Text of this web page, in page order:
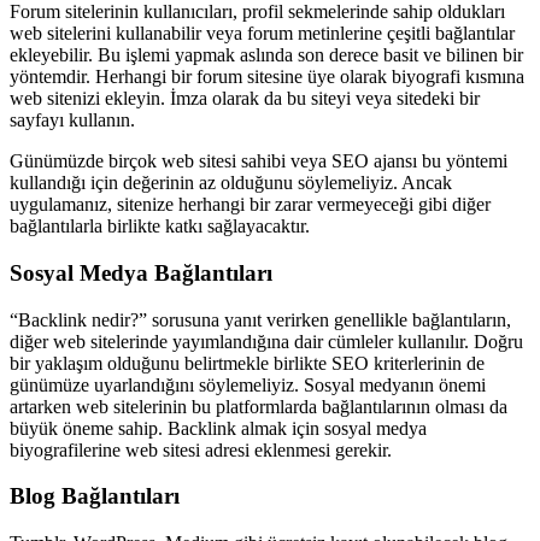
Forum sitelerinin kullanıcıları, profil sekmelerinde sahip oldukları
web sitelerini kullanabilir veya forum metinlerine çeşitli bağlantılar
ekleyebilir. Bu işlemi yapmak aslında son derece basit ve bilinen bir
yöntemdir. Herhangi bir forum sitesine üye olarak biyografi kısmına
web sitenizi ekleyin. İmza olarak da bu siteyi veya sitedeki bir
sayfayı kullanın.
Günümüzde birçok web sitesi sahibi veya SEO ajansı bu yöntemi
kullandığı için değerinin az olduğunu söylemeliyiz. Ancak
uygulamanız, sitenize herhangi bir zarar vermeyeceği gibi diğer
bağlantılarla birlikte katkı sağlayacaktır.
Sosyal Medya Bağlantıları
“Backlink nedir?” sorusuna yanıt verirken genellikle bağlantıların,
diğer web sitelerinde yayımlandığına dair cümleler kullanılır. Doğru
bir yaklaşım olduğunu belirtmekle birlikte SEO kriterlerinin de
günümüze uyarlandığını söylemeliyiz. Sosyal medyanın önemi
artarken web sitelerinin bu platformlarda bağlantılarının olması da
büyük öneme sahip. Backlink almak için sosyal medya
biyografilerine web sitesi adresi eklenmesi gerekir.
Blog Bağlantıları